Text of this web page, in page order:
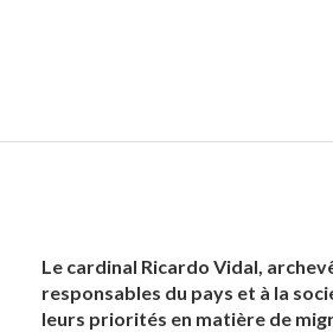
Le cardinal Ricardo Vidal,
responsables du pays et à la
leurs priorités en matière de